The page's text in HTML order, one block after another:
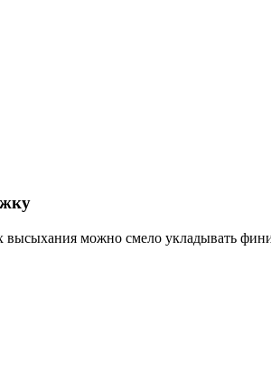
можно смело укладывать